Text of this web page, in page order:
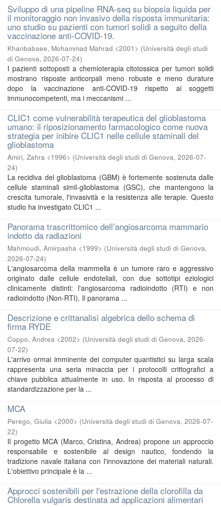
Sviluppo di una pipeline RNA-seq su biopsia liquida per
il monitoraggio non invasivo della risposta immunitaria:
uno studio su pazienti con tumori solidi a seguito della
vaccinazione anti-COVID-19.
Khanbabaee, Mohammad Mahrad <2001> (Università degli studi
di Genova, 2026-07-24)
I pazienti sottoposti a chemioterapia citotossica per tumori solidi
mostrano risposte anticorpali meno robuste e meno durature
dopo la vaccinazione anti-COVID-19 rispetto ai soggetti
immunocompetenti, ma i meccanismi ...
CLIC1 come vulnerabilità terapeutica del glioblastoma
umano: il riposizionamento farmacologico come nuova
strategia per inibire CLIC1 nelle cellule staminali del
glioblastoma
Amiri, Zahra <1996> (Università degli studi di Genova, 2026-07-
24)
La recidiva del glioblastoma (GBM) è fortemente sostenuta dalle
cellule staminali simil-glioblastoma (GSC), che mantengono la
crescita tumorale, l'invasività e la resistenza alle terapie. Questo
studio ha investigato CLIC1 ...
Panorama trascrittomico dell’angiosarcoma mammario
indotto da radiazioni
Mahmoudi, Amirpasha <1999> (Università degli studi di Genova,
2026-07-24)
L'angiosarcoma della mammella è un tumore raro e aggressivo
originato dalle cellule endoteliali, con due sottotipi eziologici
clinicamente distinti: l'angiosarcoma radioindotto (RTI) e non
radioindotto (Non-RTI). Il panorama ...
Descrizione e crittanalisi algebrica dello schema di
firma RYDE
Coppo, Andrea <2002> (Università degli studi di Genova, 2026-
07-22)
L'arrivo ormai imminente dei computer quantistici su larga scala
rappresenta una seria minaccia per i protocolli crittografici a
chiave pubblica attualmente in uso. In risposta al processo di
standardizzazione per la ...
MCA
Perego, Giulia <2000> (Università degli studi di Genova, 2026-07-
22)
Il progetto MCA (Marco, Cristina, Andrea) propone un approccio
responsabile e sostenibile al design nautico, fondendo la
tradizione navale italiana con l'innovazione dei materiali naturali.
L'obiettivo principale è la ...
Approcci sostenibili per l'estrazione della clorofilla da
Chlorella vulgaris destinata ad applicazioni alimentari